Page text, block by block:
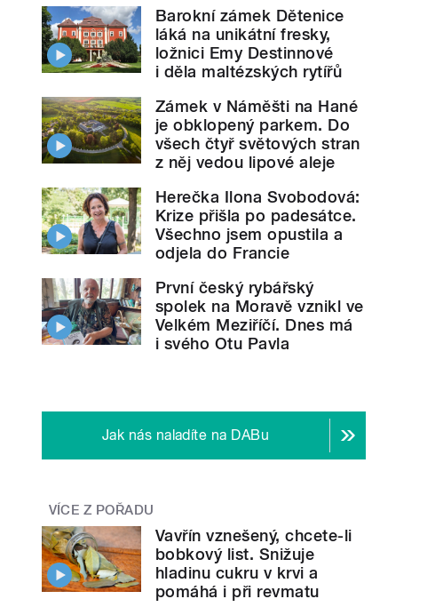
Barokní zámek Dětenice
láká na unikátní fresky,
ložnici Emy Destinnové
i děla maltézských rytířů
Zámek v Náměšti na Hané
je obklopený parkem. Do
všech čtyř světových stran
z něj vedou lipové aleje
Herečka Ilona Svobodová:
Krize přišla po padesátce.
Všechno jsem opustila a
odjela do Francie
První český rybářský
spolek na Moravě vznikl ve
Velkém Meziříčí. Dnes má
i svého Otu Pavla
Jak nás naladíte na DABu
VÍCE Z POŘADU
Vavřín vznešený, chcete-li
bobkový list. Snižuje
hladinu cukru v krvi a
pomáhá i při revmatu